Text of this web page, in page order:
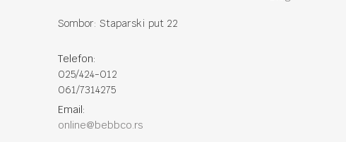
Sombor: Staparski put 22
Telefon:
025/424-012
061/7314275
Email:
online@bebbco.rs